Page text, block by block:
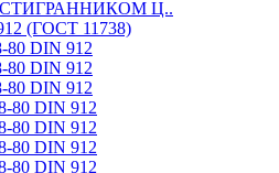
Ц..
(ГОСТ 11738)
80 DIN 912
80 DIN 912
80 DIN 912
80 DIN 912
80 DIN 912
80 DIN 912
80 DIN 912